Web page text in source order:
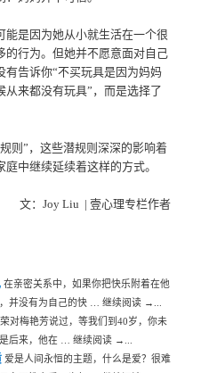
是因为她从小就生活在一个很
的行为。但她并不愿意面对自己
有告诉你“不买玩具是因为妈妈
来都没有玩具”，而是选择了
则”，这些潜规则深深的影响着
中继续延续着这样的方式。
文：Joy Liu | 壹心理专栏作者
在亲密关系中，如果你把快乐附着在他
并没有为自己的快 … 继续阅读 →...
对梅艳芳说过，等我们到40岁，你未
后来，他在 … 继续阅读 →...
爱是人间永恒的主题，什么是爱？很难